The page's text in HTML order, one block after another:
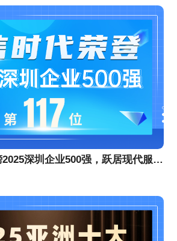
​东信时代实力上榜2025深圳企业500强，跃居现代服务业企业百强前列​​